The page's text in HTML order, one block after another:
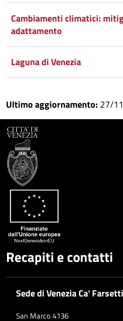
Cambiamenti climatici:
adattamento
Laguna di Venezia
Ultimo aggiornamento: 27/
Recapiti e contatti
Sede di Venezia Ca' Farsetti
San Marco 4136